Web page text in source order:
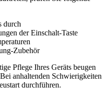
durch
der Einschalt-Taste
Zubehör
Pflege Ihres Geräts beugen
anhaltenden Schwierigkeiten
durchführen.